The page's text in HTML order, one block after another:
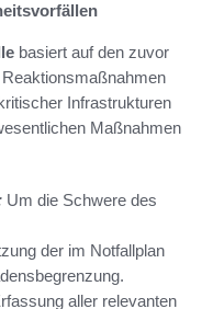
basiert auf den zuvor
Infrastrukturen
Maßnahmen
Um die Schwere des
der im Notfallplan
aller relevanten